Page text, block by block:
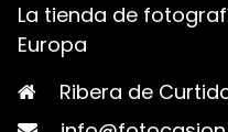
La tienda de
Europa
Ribera de